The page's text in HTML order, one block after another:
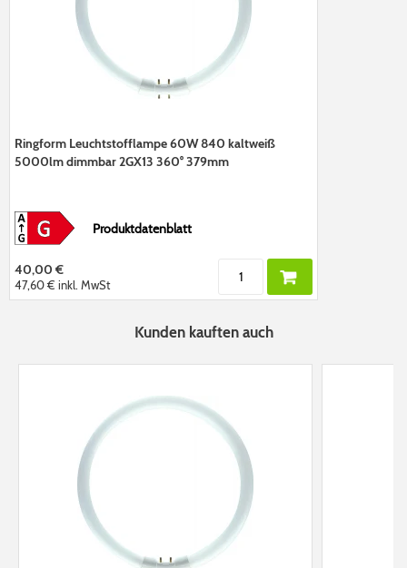
Ringform Leuchtstofflampe 60W 840 kaltweiß
5000lm dimmbar 2GX13 360° 379mm
Produktdatenblatt
40,00 €
47,60 € inkl. MwSt
Kunden kauften auch